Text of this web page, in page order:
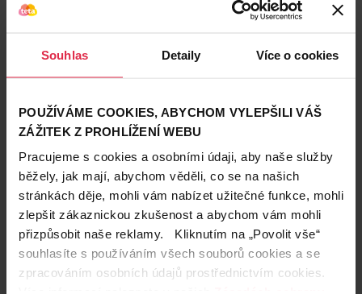
Souhlas Detaily Více o cookies
POUŽÍVÁME COOKIES, ABYCHOM VYLEPŠILI VÁŠ
ZÁŽITEK Z PROHLÍŽENÍ WEBU
Pracujeme s cookies a osobními údaji, aby naše služby
běžely, jak mají, abychom věděli, co se na našich
stránkách děje, mohli vám nabízet užitečné funkce, mohli
zlepšit zákaznickou zkušenost a abychom vám mohli
přizpůsobit naše reklamy. Kliknutím na „Povolit vše“
souhlasíte s používáním všech souborů cookies a se
zpracováním osobních údajů prostřednictvím cookies.
Teta prodejny a služby